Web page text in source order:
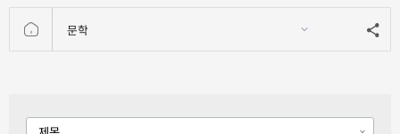
n
HOME 문학
공유
프로그램